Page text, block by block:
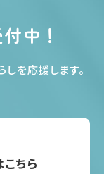
中！
しを応援します。
ちら